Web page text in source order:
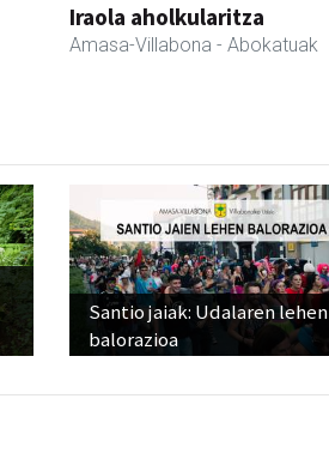
Iraola aholkularitza
Amasa-Villabona - Abokatuak
Santio jaiak: Udalaren lehen
balorazioa